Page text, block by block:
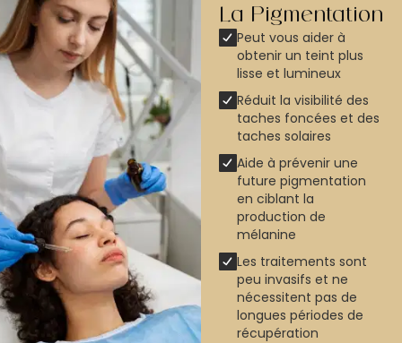
La Pigmentation
Peut vous aider à
obtenir un teint plus
lisse et lumineux
Réduit la visibilité des
taches foncées et des
taches solaires
Aide à prévenir une
future pigmentation
en ciblant la
production de
mélanine
Les traitements sont
peu invasifs et ne
nécessitent pas de
longues périodes de
récupération